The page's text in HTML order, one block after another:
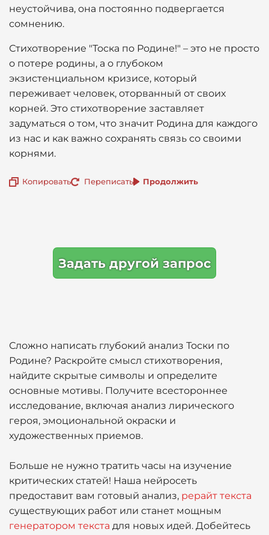
неустойчива, она постоянно подвергается
сомнению.
Стихотворение "Тоска по Родине!" – это не просто
о потере родины, а о глубоком
экзистенциальном кризисе, который
переживает человек, оторванный от своих
корней. Это стихотворение заставляет
задуматься о том, что значит Родина для каждого
из нас и как важно сохранять связь со своими
корнями.
Копировать Переписать Продолжить
Задать другой запрос
Сложно написать глубокий анализ Тоски по
Родине? Раскройте смысл стихотворения,
найдите скрытые символы и определите
основные мотивы. Получите всестороннее
исследование, включая анализ лирического
героя, эмоциональной окраски и
художественных приемов.
Больше не нужно тратить часы на изучение
критических статей! Наша нейросеть
предоставит вам готовый анализ, рерайт текста
существующих работ или станет мощным
генератором текста для новых идей. Добейтесь